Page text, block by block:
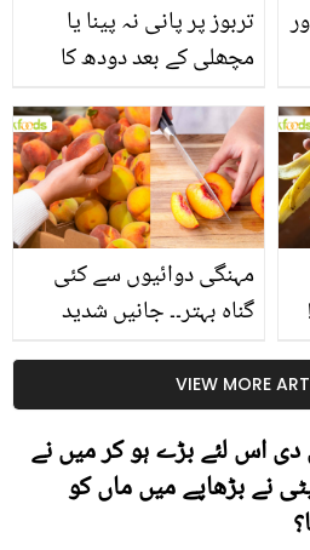
تربوز پر پانی نہ پینا یا
مچھلی کے بعد دودھ کا
استعمال۔۔ جانیں کھانوں
سے متعلق غلط فہمیوں کی
حقیقت کیا ہے اور افواہ
کیا؟
اور
مہنگی دوائیوں سے کئی
گناہ بہتر۔۔ جانیں شدید
گرمی کے موسم میں آڑو
کیوں کھانا چاہیے؟
VIEW MORE
دی اس لئے بڑے ہو کر میں نے
نے بڑھاپے میں ماں کو